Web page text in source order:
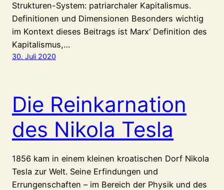
Strukturen-System: patriarchaler Kapitalismus.
Definitionen und Dimensionen Besonders wichtig
im Kontext dieses Beitrags ist Marx‘ Definition des
Kapitalismus,…
30. Juli 2020
Die Reinkarnation
des Nikola Tesla
1856 kam in einem kleinen kroatischen Dorf Nikola
Tesla zur Welt. Seine Erfindungen und
Errungenschaften – im Bereich der Physik und des